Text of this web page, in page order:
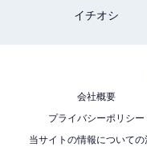
イチオシ
会社概要
プライバシーポリシー
当サイトの情報についての